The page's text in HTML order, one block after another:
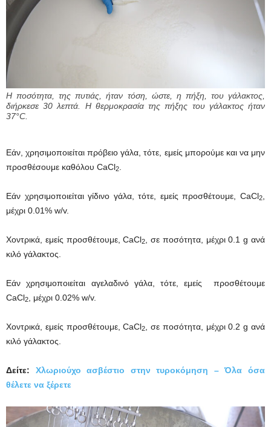
Η ποσότητα, της πυτιάς, ήταν τόση, ώστε, η πήξη, του γάλακτος,
διήρκεσε 30 λεπτά. Η θερμοκρασία της πήξης του γάλακτος ήταν
37°C.
Εάν, χρησιμοποιείται πρόβειο γάλα, τότε, εμείς μπορούμε και να μην
προσθέσουμε καθόλου CaCl2
Εάν χρησιμοποιείται γίδινο γάλα, τότε, εμείς προσθέτουμε, CaCl2
μέχρι 0.01% w/v.
Χοντρικά, εμείς προσθέτουμε, CaCl2
, σε ποσότητα, μέχρι 0.1 g ανά
κιλό γάλακτος.
Εάν χρησιμοποιείται αγελαδινό γάλα, τότε, εμείς προσθέτουμε
CaCl2 , μέχρι 0.02% w/v.
Χοντρικά, εμείς προσθέτουμε, CaCl2
, σε ποσότητα, μέχρι 0.2 g ανά
κιλό γάλακτος.
Δείτε: Χλωριούχο ασβέστιο στην τυροκόμηση – Όλα όσα
θέλετε να ξέρετε